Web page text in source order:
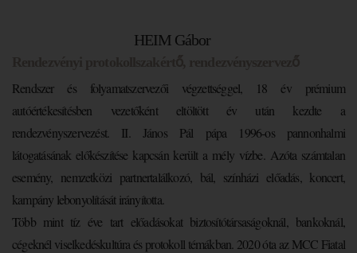
HEIM Gábor
Rendszer és folyamatszervezői végzettséggel, 18 év prémium
autóértékesítésben vezetőként eltöltött év után kezdte a
rendezvényszervezést. II. János Pál pápa 1996-os pannonhalmi
látogatásának előkészítése kapcsán került a mély vízbe. Azóta számtalan
esemény, nemzetközi partnertalálkozó, bál, színházi előadás, koncert,
kampány lebonyolítását irányította.
Több mint tíz éve tart előadásokat biztosítótársaságoknál, bankoknál,
cégeknél viselkedéskultúra és protokoll témákban. 2020 óta az MCC Fiatal